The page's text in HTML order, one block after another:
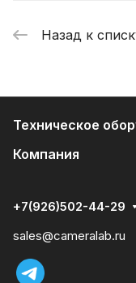
Назад к
Техническое
Компания
+7(926)502-44-29
sales@cameralab.ru